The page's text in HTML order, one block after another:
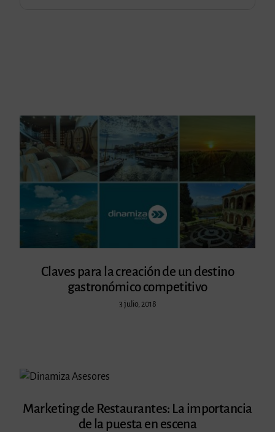
Claves para la creación de un destino
gastronómico competitivo
3 julio, 2018
Marketing de Restaurantes: La importancia
de la puesta en escena